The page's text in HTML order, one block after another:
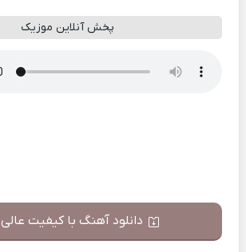
پخش آنلاین موزیک
دانلود آهنگ با کیفیت عالی 320